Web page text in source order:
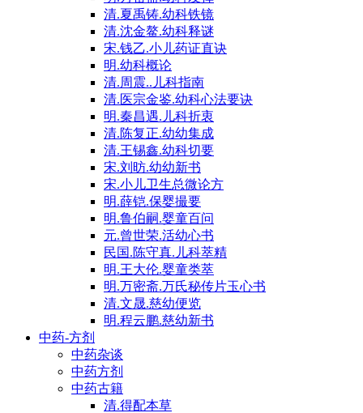
清.夏禹铸.幼科铁镜
清.沈金鳌.幼科释谜
宋.钱乙.小儿药证直诀
明.幼科概论
清.周震..儿科指南
清.医宗金鉴.幼科心法要诀
明.秦昌遇.儿科折衷
清.陈复正.幼幼集成
清.王锡鑫.幼科切要
宋.刘昉.幼幼新书
宋.小儿卫生总微论方
明.薛铠.保婴撮要
明.鲁伯嗣.婴童百问
元.曾世荣.活幼心书
民国.陈守真.儿科萃精
明.王大伦.婴童类萃
明.万密斋.万氏秘传片玉心书
清.文晟.慈幼便览
明.程云鹏.慈幼新书
中药-方剂
中药杂谈
中药方剂
中药古籍
清.得配本草